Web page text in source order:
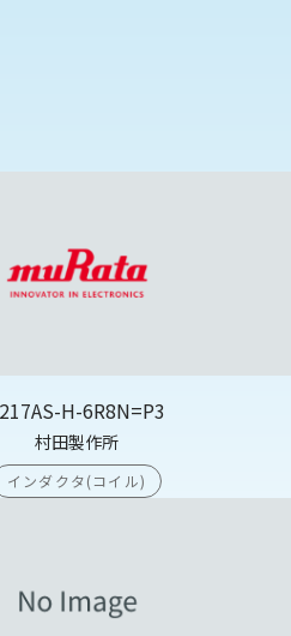
H-6R8N=P3
村田製作所
インダクタ(コイル)